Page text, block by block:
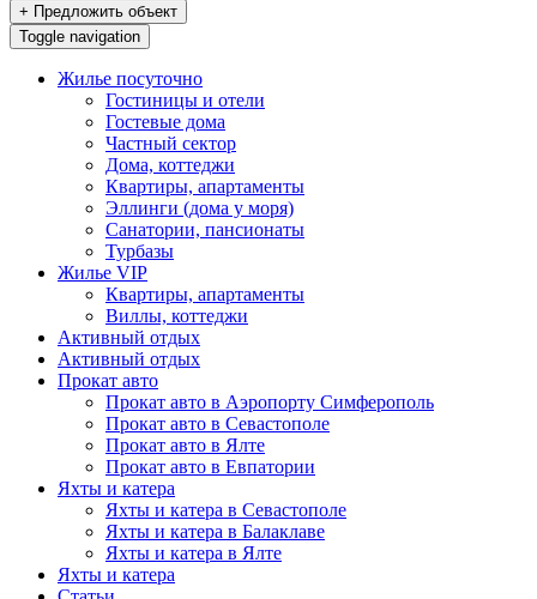
+ Предложить объект
Toggle navigation
Жилье посуточно
Гостиницы и отели
Гостевые дома
Частный сектор
Дома, коттеджи
Квартиры, апартаменты
Эллинги (дома у моря)
Санатории, пансионаты
Турбазы
Жилье VIP
Квартиры, апартаменты
Виллы, коттеджи
Активный отдых
Активный отдых
Прокат авто
Прокат авто в Аэропорту Симферополь
Прокат авто в Севастополе
Прокат авто в Ялте
Прокат авто в Евпатории
Яхты и катера
Яхты и катера в Севастополе
Яхты и катера в Балаклаве
Яхты и катера в Ялте
Яхты и катера